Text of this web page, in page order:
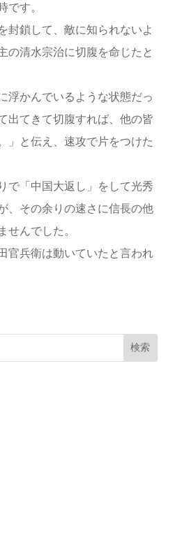
です。
封鎖して、敵に知られないよ
の清水宗治に切腹を命じたと
浮かんでいるような状態だっ
出てきて切腹すれば、他の皆
」と伝え、速攻で片をつけた
で「中国大返し」をして光秀
、その余りの速さに信長の他
せんでした。
官兵衛は動いていたと言われ
検索